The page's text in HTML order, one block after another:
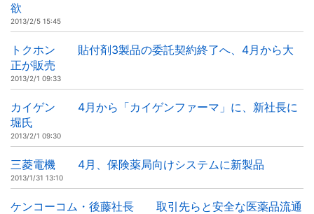
欲
2013/2/5 15:45
トクホン 貼付剤3製品の委託契約終了へ、4月から大
正が販売
2013/2/1 09:33
カイゲン 4月から「カイゲンファーマ」に、新社長に
堀氏
2013/2/1 09:30
三菱電機 4月、保険薬局向けシステムに新製品
2013/1/31 13:10
ケンコーコム・後藤社長 取引先らと安全な医薬品流通